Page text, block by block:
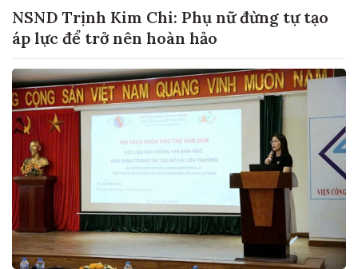
NSND Trịnh Kim Chi: Phụ nữ đừng tự tạo
áp lực để trở nên hoàn hảo